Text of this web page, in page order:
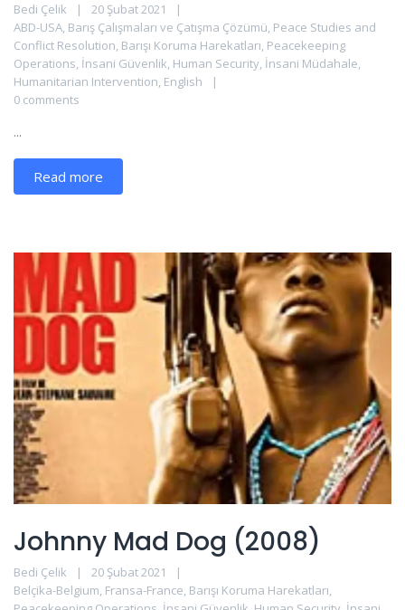
Bedi Çelik
20 Şubat 2021
ABD-USA, Barış Çalışmaları ve Çatışma Çözümü, Peace Studies and
Conflict Resolution, Barışı Koruma Harekatları, Peacekeeping
Operations, İnsani Güvenlik, Human Security, İnsani Müdahale,
Humanitarian Intervention, English
0 comments
...
Read more
Johnny Mad Dog (2008)
Bedi Çelik
20 Şubat 2021
Belçika-Belgium, Fransa-France, Barışı Koruma Harekatları,